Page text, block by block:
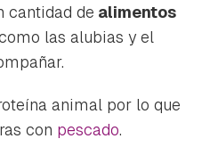
cantidad de alimentos
las alubias y el
animal por lo que
con pescado.